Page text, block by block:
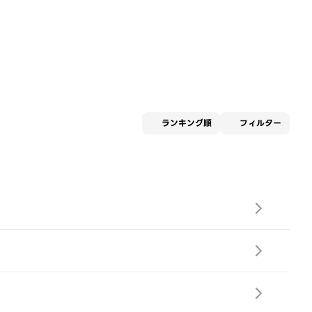
ランキング順 フィルター